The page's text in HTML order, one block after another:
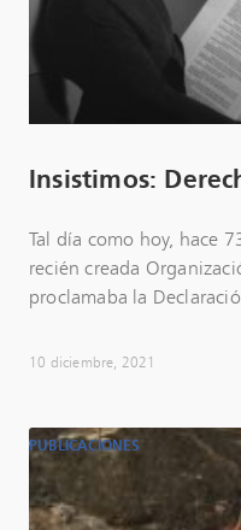
Insistimos:
Tal día como hoy, hace
recién creada
proclamaba la
10 diciembre, 2021
PUBLICACIONES